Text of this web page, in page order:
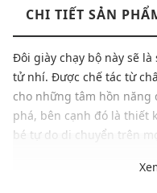
CHI TIẾT SẢN
Đôi giày chạy bộ này sẽ
tử nhí. Được chế tác từ
cho những tâm hồn năng
phá, bên cạnh đó là thiết
bé tự do di chuyển trên